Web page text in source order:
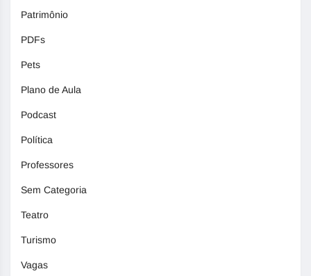
Patrimônio
PDFs
Pets
Plano de Aula
Podcast
Política
Professores
Sem Categoria
Teatro
Turismo
Vagas